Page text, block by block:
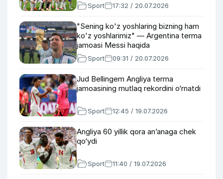
Sport 17:32 / 20.07.2026
"Sening ko'z yoshlaring bizning ham
ko'z yoshlarimiz" — Argentina terma
jamoasi Messi haqida
Sport 09:31 / 20.07.2026
Jud Bellingem Angliya terma
jamoasining mutlaq rekordini o‘rnatdi
Sport 12:45 / 19.07.2026
Angliya 60 yillik qora an’anaga chek
qo‘ydi
Sport 11:40 / 19.07.2026